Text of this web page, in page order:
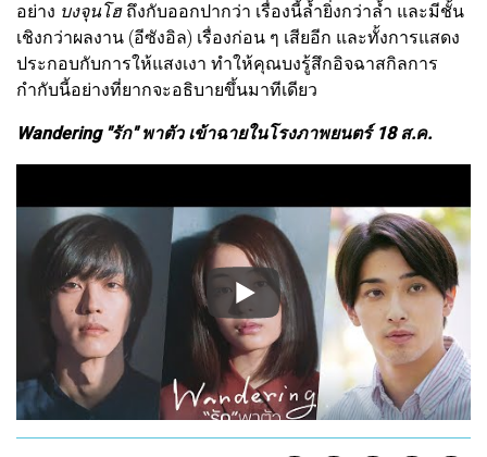
อย่าง บงจุนโฮถึงกับออกปากว่า เรื่องนี้ล้ำยิ่งกว่าล้ำ และมีชั้น
เชิงกว่าผลงาน (อีซังอิล) เรื่องก่อน ๆ เสียอีก และทั้งการแสดง
ประกอบกับการให้แสงเงา ทำให้คุณบงรู้สึกอิจฉาสกิลการ
กำกับนี้อย่างที่ยากจะอธิบายขึ้นมาทีเดียว
Wandering "รัก" พาตัว เข้าฉายในโรงภาพยนตร์ 18 ส.ค.